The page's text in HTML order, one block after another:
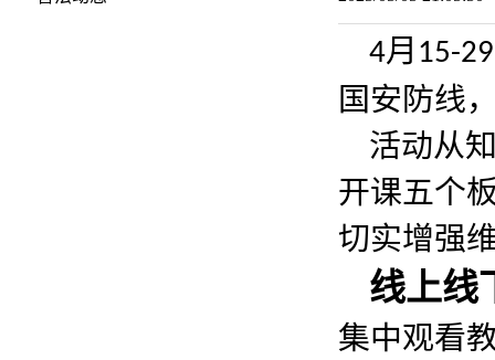
4月 15-29
国安防线
活动从
开课五个
切实增强
线上线
集中观看